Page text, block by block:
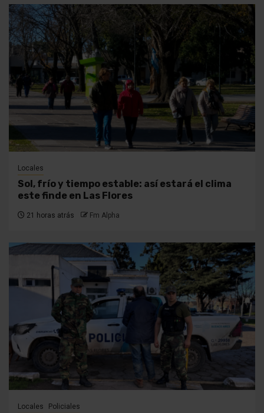
Locales
Sol, frío y tiempo estable: así estará el clima
este finde en Las Flores
21 horas atrás Fm Alpha
Locales Policiales